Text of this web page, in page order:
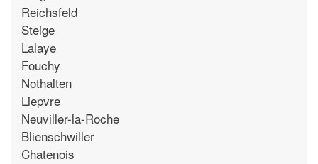
Reichsfeld
Steige
Lalaye
Fouchy
Nothalten
Liepvre
Neuviller-la-Roche
Blienschwiller
Chatenois